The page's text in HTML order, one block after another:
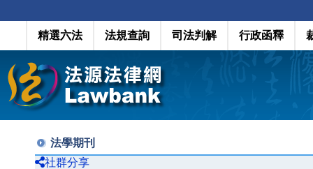
精選六法 法規查詢 司法判解 行政函釋
法學期刊
社群分享